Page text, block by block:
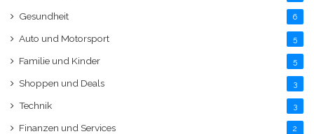
Gesundheit 6
Auto und Motorsport 5
Familie und Kinder 5
Shoppen und Deals 3
Technik 3
Finanzen und Services 2